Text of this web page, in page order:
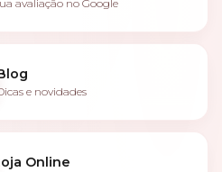
avaliação no Google
e novidades
Online